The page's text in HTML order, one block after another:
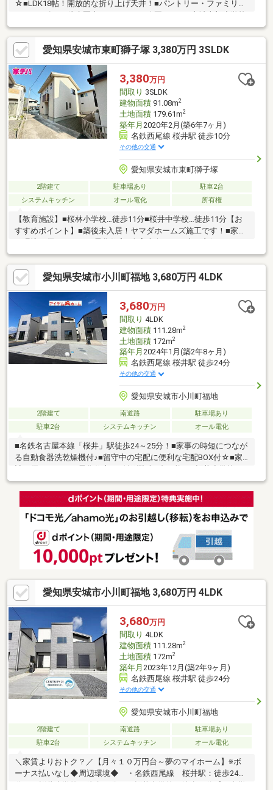
☆■LDK18帖！開放的な折り上げ天井！■パントリー・ファミリー
まで1500m(徒歩19分)■安祥中学校まで1100m(徒歩14
分)◇◆◇◆◇◆◇◆◇◆◇◆◇◆◇◆◇◆◇◆◇◆◇0120-
503-720【通話料無料】へお気軽にお問い合わせください！平日、
土日問わずご案内致します！自己資金0円、自営業の方、勤務年数
が短い方など資金計画でご不安な方もお気軽にご相談ください♪未
公開物件情報も多数ご用意しております
♪◇◆◇◆◇◆◇◆◇◆◇◆◇◆◇◆◇◆◇◆◇◆◇
愛知県安城市東町獅子塚 3,380万円 3SLDK
3,380万円
間取り 3SLDK
建物面積91.08m2
土地面積179.61m2
築年月 2020年2月(築6年7ヶ月)
名鉄西尾線 桜井駅 徒歩10分
その他の交通
愛知県安城市東町獅子塚
2階建て 駐車場あり
駐車2台
システムキッチン
オール電化 所有権
【教育施設】■桜林小学校…徒歩11分■桜井中学校…徒歩11分【お
すすめポイント】■築後未入居！ヤマダホームズ施工です！■家計
と環境に優しいオール電化住宅■全室南向きで日当り良好な
3SLDK□■おうち探しは 家デパ へ■□――――――・・・住宅ローン
や住み替えなど、不動産のことなら何でもご相談ください。土
日、平日夜のお仕事終わりでもご案内可能です！シングルの方、
自己資金0円、勤務年数が短い方など資金計画でご不安な方もお気
軽にご相談ください♪――――――――――――――――――――――――
愛知県安城市小川町福地 3,680万円 4LDK
3,680万円
間取り 4LDK
建物面積111.28m2
土地面積172m2
築年月 2024年1月(築2年8ヶ月)
名鉄西尾線 桜井駅 徒歩24分
その他の交通
愛知県安城市小川町福地
2階建て 南道路
駐車場あり
駐車2台
システムキッチン オール電化
■名鉄名古屋本線「桜井」駅徒歩24～25分！■家事の時短につなが
る自動食器洗乾燥機付♪■留守中の宅配に便利な宅配BOX付☆■家
で1600～1640m(徒歩20～21分)■桜井中学校まで1200～1240m(徒
歩15～16
分)◇◆◇◆◇◆◇◆◇◆◇◆◇◆◇◆◇◆◇◆◇◆◇0120-
503-720【通話料無料】へお気軽にお問い合わせください！平日、
が短い方など資金計画でご不安な方もお気軽にご相談ください♪未
公開物件情報も多数ご用意しております
♪◇◆◇◆◇◆◇◆◇◆◇◆◇◆◇◆◇◆◇◆◇◆◇
愛知県安城市小川町福地 3,680万円 4LDK
3,680万円
間取り 4LDK
建物面積111.28m2
土地面積172m2
築年月 2023年12月(築2年9ヶ月)
名鉄西尾線 桜井駅 徒歩24分
その他の交通
愛知県安城市小川町福地
2階建て 南道路
駐車場あり
駐車2台
システムキッチン オール電化
＼家賃よりおトク？／【月々１０万円台～夢のマイホーム】※ボ
ーナス払いなし◆周辺環境◆ ・名鉄西尾線 桜井駅：徒歩24
分 ・桜井小学校：徒歩20分 ・桜井中学校：徒歩15分【お客様